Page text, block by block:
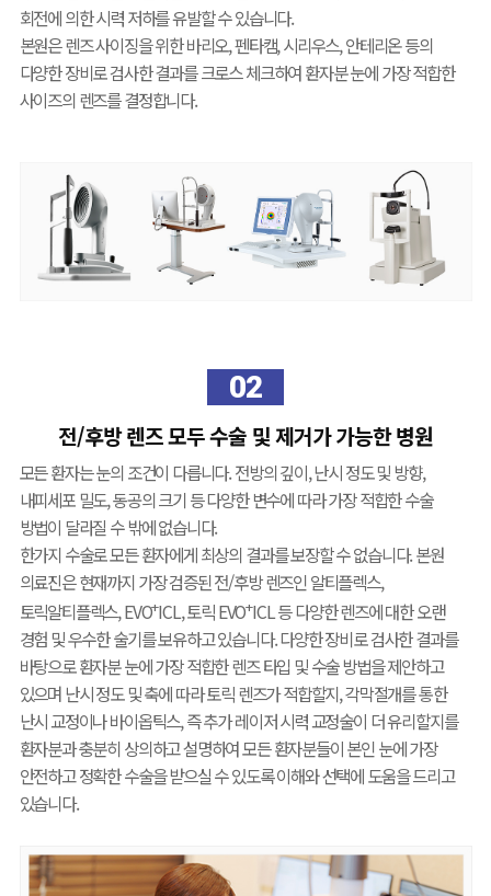
회전에 의한 시력 저하를 유발할 수 있습니다.
본원은 렌즈 사이징을 위한 바리오, 펜타캠, 시리우스, 안테리온 등의
다양한 장비로 검사한 결과를 크로스 체크하여 환자분 눈에 가장 적합한
사이즈의 렌즈를 결정합니다.
02
전/후방 렌즈 모두 수술 및 제거가 가능한 병원
모든 환자는 눈의 조건이 다릅니다. 전방의 깊이, 난시 정도 및 방향,
내피세포 밀도, 동공의 크기 등 다양한 변수에 따라 가장 적합한 수술
방법이 달라질 수 밖에 없습니다.
한가지 수술로 모든 환자에게 최상의 결과를 보장할 수 없습니다. 본원
의료진은 현재까지 가장 검증된 전/후방 렌즈인 알티플렉스,
토릭알티플렉스, EVO+ICL, 토릭 EVO+ICL 등 다양한 렌즈에 대한 오랜
경험 및 우수한 술기를 보유하고 있습니다. 다양한 장비로 검사한 결과를
바탕으로 환자분 눈에 가장 적합한 렌즈 타입 및 수술 방법을 제안하고
있으며 난시 정도 및 축에 따라 토릭 렌즈가 적합할지, 각막절개를 통한
난시 교정이나 바이옵틱스, 즉 추가 레이저 시력 교정술이 더 유리할지를
환자분과 충분히 상의하고 설명하여 모든 환자분들이 본인 눈에 가장
안전하고 정확한 수술을 받으실 수 있도록 이해와 선택에 도움을 드리고
있습니다.